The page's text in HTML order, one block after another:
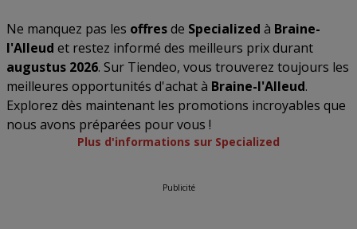
Ne manquez pas les offresde Specialized à Braine-
l'Alleud et restez informé des meilleurs prix durant
augustus 2026. Sur Tiendeo, vous trouverez toujours les
meilleures opportunités d'achat à Braine-l'Alleud.
Explorez dès maintenant les promotions incroyables que
nous avons préparées pour vous !
Plus d'informations sur Specialized
Publicité